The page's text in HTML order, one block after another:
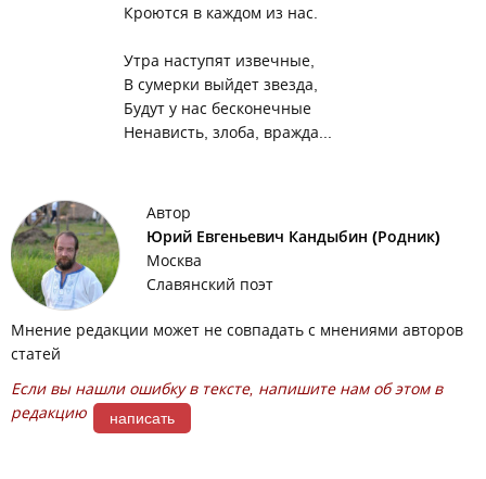
Кроются в каждом из нас.
Утра наступят извечные,
В сумерки выйдет звезда,
Будут у нас бесконечные
Ненависть, злоба, вражда...
Автор
Юрий Евгеньевич Кандыбин (Родник)
Москва
Славянский поэт
Мнение редакции может не совпадать с мнениями авторов
статей
Если вы нашли ошибку в тексте, напишите нам об этом в
редакцию
написать